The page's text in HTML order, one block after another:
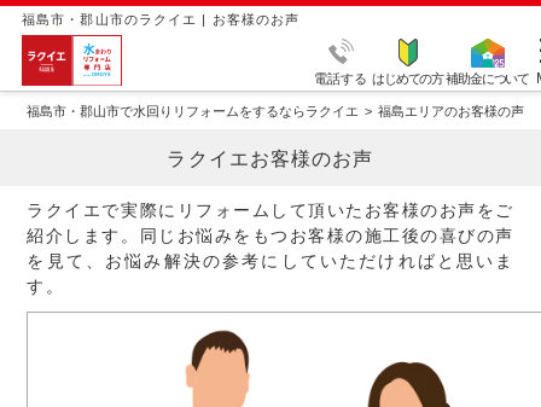
福島市・郡山市のラクイエ | お客様のお声
電話する はじめての方補助金について
福島市・郡山市で水回りリフォームをするならラクイエ 福島エリアのお客様の声
ラクイエお客様のお声
ラクイエで実際にリフォームして頂いたお客様のお声をご
紹介します。同じお悩みをもつお客様の施工後の喜びの声
を見て、お悩み解決の参考にしていただければと思いま
す。